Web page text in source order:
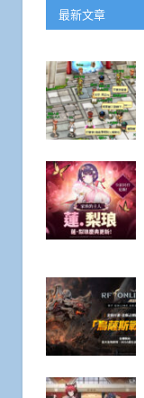
最新文章